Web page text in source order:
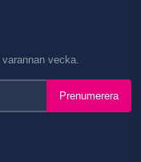
vecka.
Prenumerera